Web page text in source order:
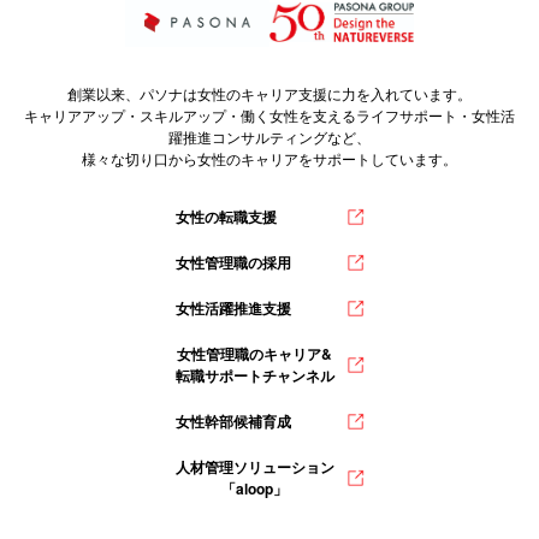
創業以来、パソナは女性のキャリア支援に力を入れています。
キャリアアップ・スキルアップ・働く女性を支えるライフサポート・女性活
躍推進コンサルティングなど、
様々な切り口から女性のキャリアをサポートしています。
女性の転職支援
女性管理職の採用
女性活躍推進支援
女性管理職のキャリア&
転職サポートチャンネル
女性幹部候補育成
人材管理ソリューション
「aloop」